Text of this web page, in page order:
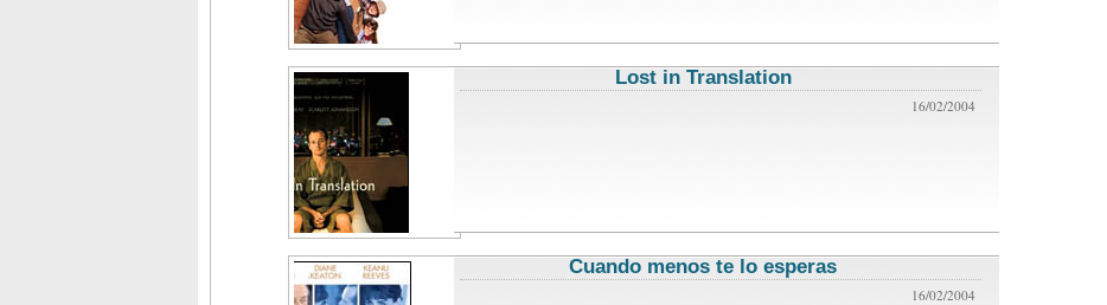
Lost in Translation
16/02/2004
Cuando menos te lo esperas
16/02/2004